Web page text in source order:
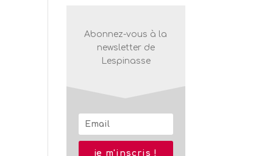
Abonnez-vous à la
newsletter de
Lespinasse
je m'inscris !